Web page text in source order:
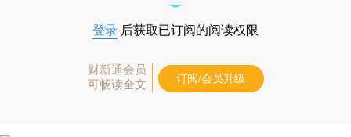
登录 后获取已订阅的阅读权限
财新通会员
可畅读全文
订阅/会员升级